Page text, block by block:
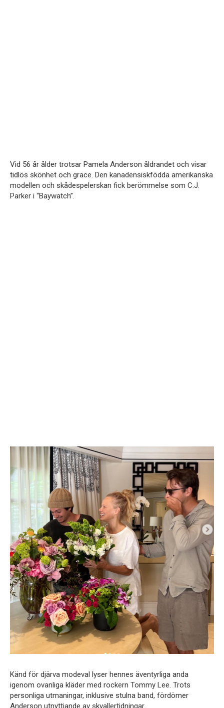
Vid 56 år ålder trotsar Pamela Anderson åldrandet och visar
tidlös skönhet och grace. Den kanadensiskfödda amerikanska
modellen och skådespelerskan fick berömmelse som C.J.
Parker i “Baywatch”.
Känd för djärva modeval lyser hennes äventyrliga anda
igenom ovanliga kläder med rockern Tommy Lee. Trots
personliga utmaningar, inklusive stulna band, fördömer
Anderson utnyttjande av skvallertidningar.